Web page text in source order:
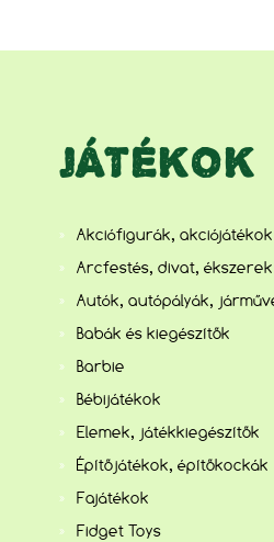
JÁTÉKOK
Akciófigurák, akciójátékok
Arcfestés, divat, ékszerek
Autók, autópályák,
Babák és kiegészítők
Barbie
Bébijátékok
Elemek, játékkiegészítők
Építőjátékok, építőkockák
Fajátékok
Fidget Toys